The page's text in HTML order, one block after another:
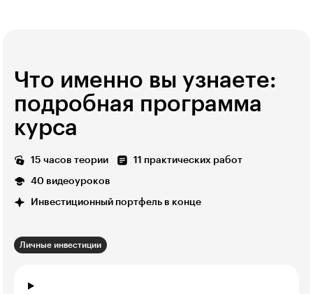
Что именно вы узнаете:
подробная программа
курса
15 часов теории 11 практических работ
40 видеоуроков
Инвестиционный портфель в конце
Личные инвестиции